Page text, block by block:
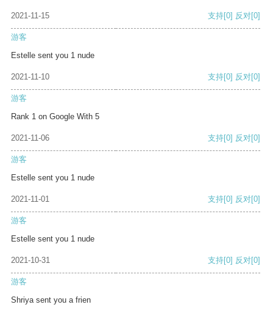
2021-11-15 支持[0] 反对[0]
游客
Estelle sent you 1 nude
2021-11-10 支持[0] 反对[0]
游客
Rank 1 on Google With 5
2021-11-06 支持[0] 反对[0]
游客
Estelle sent you 1 nude
2021-11-01 支持[0] 反对[0]
游客
Estelle sent you 1 nude
2021-10-31 支持[0] 反对[0]
游客
Shriya sent you a frien